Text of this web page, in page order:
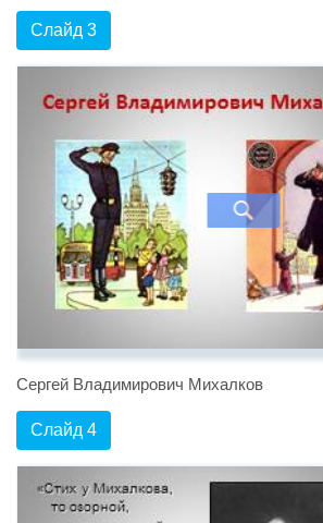
Слайд 3
Сергей Владимирович Михалков
Слайд 4